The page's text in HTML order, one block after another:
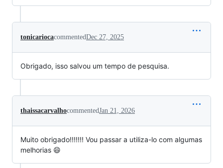
tonicariocacommentedDec 27, 2025
Obrigado, isso salvou um tempo de pesquisa.
thaissacarvalhocommentedJan 21, 2026
Muito obrigado!!!!!!! Vou passar a utiliza-lo com algumas
melhorias 😄